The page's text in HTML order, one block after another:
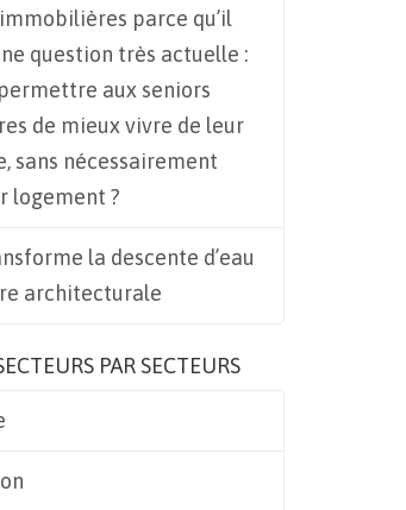
parce qu’il
question très actuelle :
aux seniors
de mieux vivre de leur
sans nécessairement
logement ?
la descente d’eau
architecturale
PAR SECTEURS